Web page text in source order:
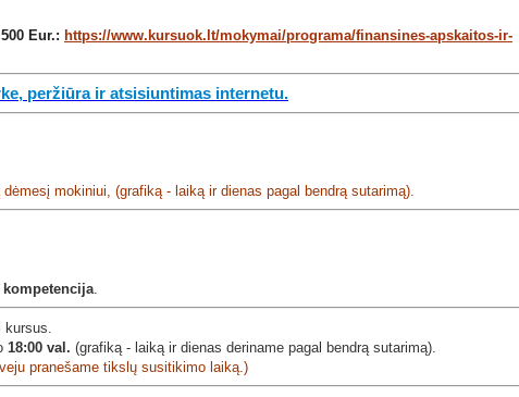
Eur.: https://www.kursuok.lt/mokymai/programa/finansines-apskaitos-ir-
peržiūra ir atsisiuntimas internetu.
mokiniui, (grafiką - laiką ir dienas pagal bendrą sutarimą).
.
kursus.
18:00 val. (grafiką - laiką ir dienas deriname pagal bendrą sutarimą).
pranešame tikslų susitikimo laiką.)